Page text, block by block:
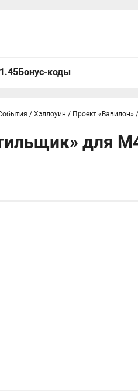
Бонус-коды
/ Хэллоуин / Проект «Вавилон» /
для